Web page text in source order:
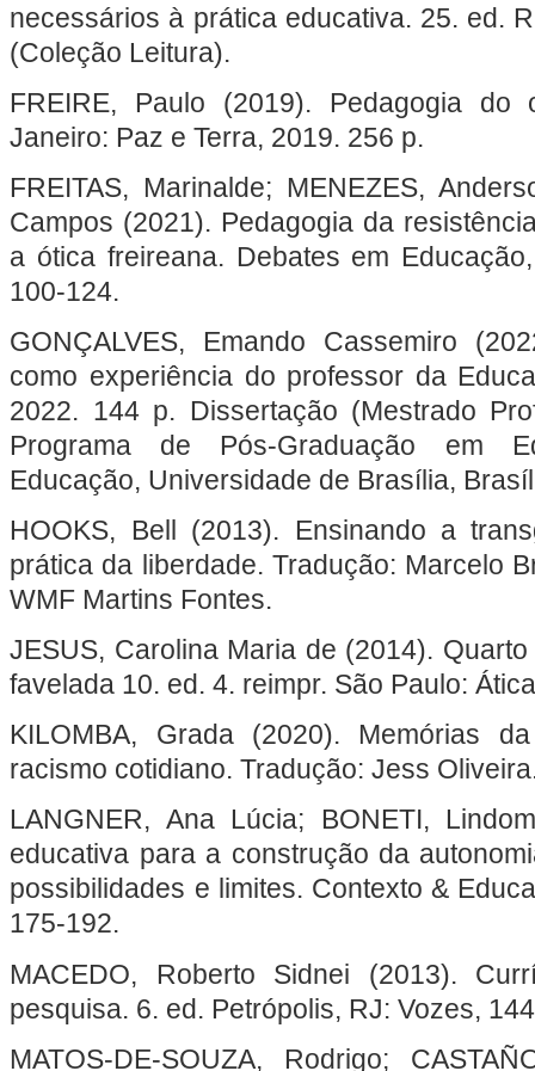
necessários à prática educativa. 25. ed.
(Coleção Leitura).
FREIRE, Paulo (2019). Pedagogia
Janeiro: Paz e Terra, 2019. 256 p.
FREITAS, Marinalde; MENEZES,
Campos (2021). Pedagogia da
a ótica freireana. Debates em
100-124.
GONÇALVES, Emando Cassemiro
como experiência do professor da
2022. 144 p. Dissertação (Mestrado
Programa de Pós-Graduação em
Educação, Universidade de Brasília,
HOOKS, Bell (2013). Ensinando a
prática da liberdade. Tradução: Marcelo
WMF Martins Fontes.
JESUS, Carolina Maria de (2014).
favelada 10. ed. 4. reimpr. São Paulo:
KILOMBA, Grada (2020). Memórias
racismo cotidiano. Tradução: Jess
LANGNER, Ana Lúcia; BONETI,
educativa para a construção da
possibilidades e limites. Contexto &
175-192.
MACEDO, Roberto Sidnei (2013).
pesquisa. 6. ed. Petrópolis, RJ: Vozes,
MATOS-DE-SOUZA, Rodrigo;